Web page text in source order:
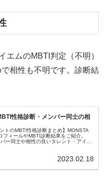
エムのMBTI判定（不明）
相性も不明です。診断結
性格診断・メンバー同士の相
トのMBTI性格診断まとめ】MONSTA
フィールやMBTI診断結果をご紹介。
ー同士や相性の良いタレント・アイド
2023.02.18